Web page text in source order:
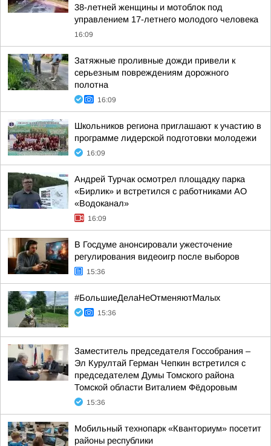
38-летней женщины и мотоблок под
управлением 17-летнего молодого человека
16:09
Затяжные проливные дожди привели к
серьезным повреждениям дорожного
полотна
16:09
Школьников региона приглашают к участию в
программе лидерской подготовки молодежи
16:09
Андрей Турчак осмотрел площадку парка
«Бирлик» и встретился с работниками АО
«Водоканал»
16:09
В Госдуме анонсировали ужесточение
регулирования видеоигр после выборов
15:36
#БольшиеДелаНеОтменяютМалых
15:36
Заместитель председателя Госсобрания –
Эл Курултай Герман Чепкин встретился с
председателем Думы Томского района
Томской области Виталием Фёдоровым
15:36
Мобильный технопарк «Кванториум» посетит
районы республики